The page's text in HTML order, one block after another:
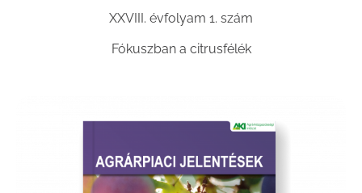
XXVIII. évfolyam 1. szám
Fókuszban a citrusfélék